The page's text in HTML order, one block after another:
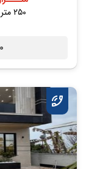
۲۵۰ متر